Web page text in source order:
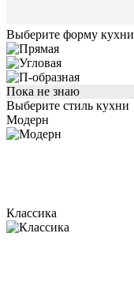
Выберите форму кухни
Пока не знаю
Выберите стиль кухни
Модерн
Классика